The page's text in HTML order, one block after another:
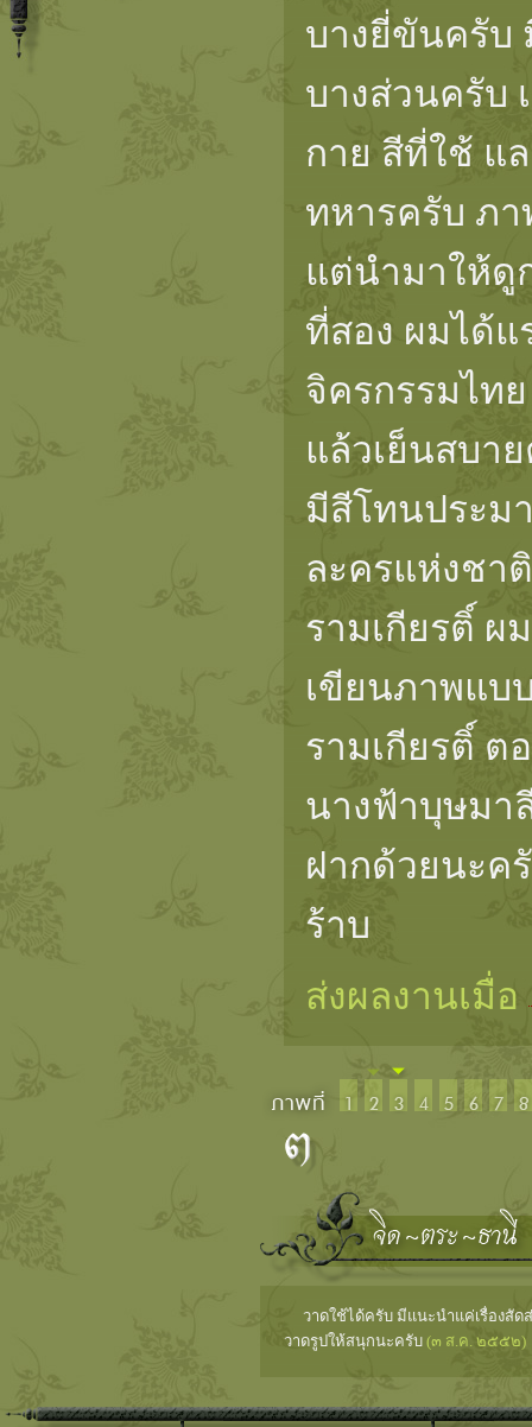
บางยี่ขันครับ
บางส่วนครับ
กาย สีที่ใช้ แ
ทหารครับ ภา
แต่นำมาให้ดู
ที่สอง ผมได้แ
จิครกรรมไท
แล้วเย็นสบา
มีสีโทนประม
ละครแห่งชา
รามเกียรติ์ ผ
เขียนภาพแบ
รามเกียรติ์
นางฟ้าบุษมา
ฝากด้วยนะ
ร้าบ
ส่งผลงานเมื่อ
วาดใช้ได้ครับ มีแนะนำแค่เรื่องสัด
วาดรูปให้สนุกนะครับ (๓ ส.ค. ๒๕๕๒)